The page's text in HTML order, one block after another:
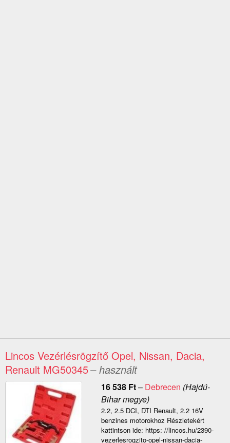
Lincos Vezérlésrögzítő Opel, Nissan, Dacia,
Renault MG50345– használt
16 538 Ft– Debrecen (Hajdú-
Bihar megye)
2.2, 2.5 DCI, DTI Renault, 2.2 16V
benzines motorokhoz Részletekért
kattintson ide: https: //lincos.hu/2390-
vezerlesrogzito-opel-nissan-dacia-